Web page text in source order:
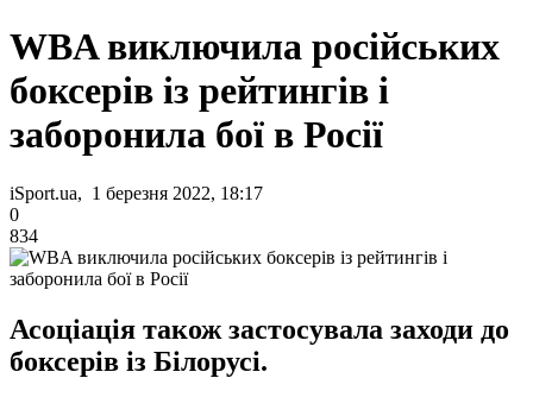
WBA виключила російських
боксерів із рейтингів і
заборонила бої в Росії
iSport.ua, 1 березня 2022, 18:17
0
834
Асоціація також застосувала заходи до
боксерів із Білорусі.